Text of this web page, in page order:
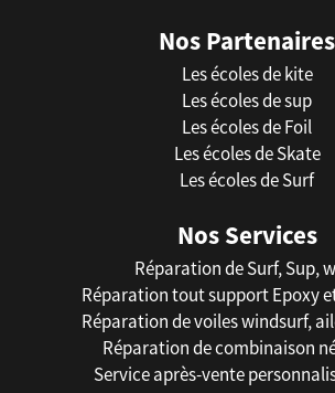
Nos Partenaires
Les écoles de kite
Les écoles de sup
Les écoles de Foil
Les écoles de Skate
Les écoles de Surf
Nos Services
Réparation de Surf, Sup,
Réparation tout support Epoxy
Réparation de voiles windsurf,
Réparation de combinaison
Service après-vente